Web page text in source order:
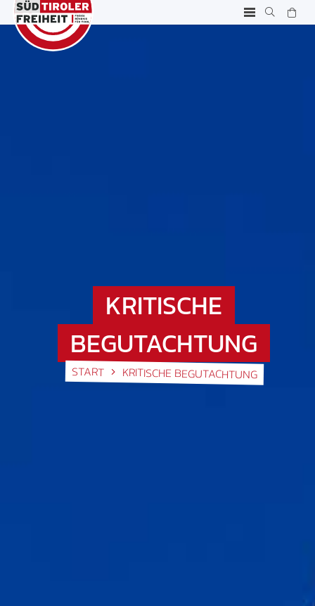
KRITISCHE
BEGUTACHTUNG
START KRITISCHE BEGUTACHTUNG